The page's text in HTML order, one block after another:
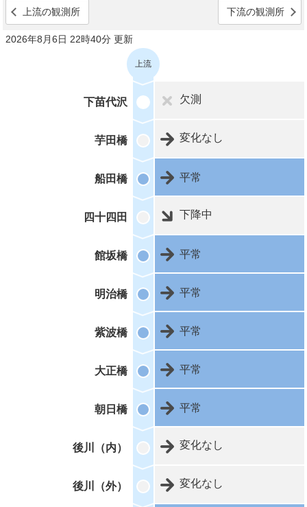
上流の観測所 下流の観測所
2026年8月6日 22時40分 更新
上流
下苗代沢 欠測
芋田橋 変化なし
船田橋 平常
四十四田 下降中
館坂橋 平常
明治橋 平常
紫波橋 平常
大正橋 平常
朝日橋 平常
後川（内） 変化なし
後川（外） 変化なし